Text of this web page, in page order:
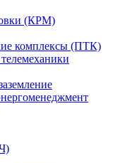
(КРМ)
комплексы (ПТК)